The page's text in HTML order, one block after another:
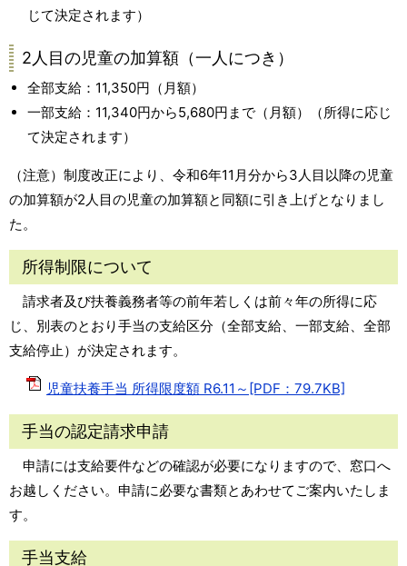
じて決定されます）
2人目の児童の加算額（一人につき）
全部支給：11,350円（月額）
一部支給：11,340円から5,680円まで（月額）（所得に応じ
て決定されます）
（注意）制度改正により、令和6年11月分から3人目以降の児童
の加算額が2人目の児童の加算額と同額に引き上げとなりまし
た。
所得制限について
請求者及び扶養義務者等の前年若しくは前々年の所得に応
じ、別表のとおり手当の支給区分（全部支給、一部支給、全部
支給停止）が決定されます。
児童扶養手当 所得限度額 R6.11～[PDF：79.7KB]
手当の認定請求申請
申請には支給要件などの確認が必要になりますので、窓口へ
お越しください。申請に必要な書類とあわせてご案内いたしま
す。
手当支給